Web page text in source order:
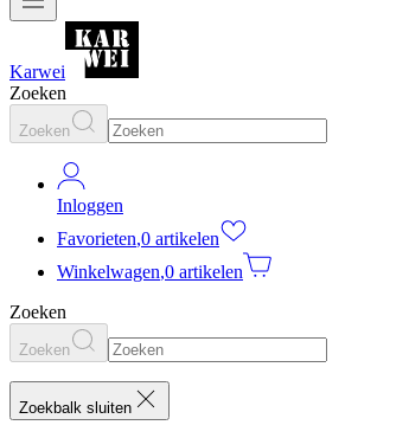
Karwei
Zoeken
Zoeken
Inloggen
Favorieten,0 artikelen
Winkelwagen,0 artikelen
Zoeken
Zoeken
Zoekbalk sluiten